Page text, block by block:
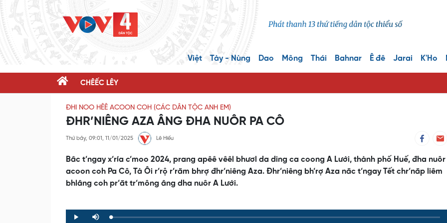
Việt Tày - Nùng Dao Mông Thái Bahnar Ê đê Jarai K'Ho
CHÊẾC LÊY
ĐHI NOO HÊÊ ACOON COH (CÁC DÂN TỘC ANH EM)
ĐHR’NIÊNG AZA ÂNG ĐHA NUÔR PA CÔ
Thứ bảy, 09:01, 11/01/2025 Lê Hiếu
Bâc t’ngay x’ría c’moo 2024, prang apêê vêêl bhươl da ding ca coong A Lưới, thành phố Huế, đha
acoon coh Pa Cô, Tà Ôi r’rộ r’răm bhrợ đhr’niêng Aza. Đhr’niêng bh’rợ Aza năc t’ngay Tết chr’năp liêm
bhlâng coh pr’ăt tr’mông âng dha nuôr A Lưới.
Play Mute Loaded:
Progress: